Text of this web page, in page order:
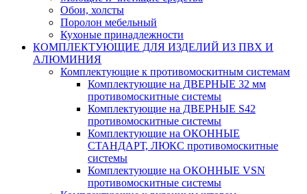
Обои, холсты
Поролон мебельный
Кухоные принадлежности
КОМПЛЕКТУЮЩИЕ ДЛЯ ИЗДЕЛИЙ ИЗ ПВХ И
АЛЮМИНИЯ
Комплектующие к противомоскитным системам
Комплектующие на ДВЕРНЫЕ 32 мм
противомоскитные системы
Комплектующие на ДВЕРНЫЕ S42
противомоскитные системы
Комплектующие на ОКОННЫЕ
СТАНДАРТ, ЛЮКС противомоскитные
системы
Комплектующие на ОКОННЫЕ VSN
противомоскитные системы